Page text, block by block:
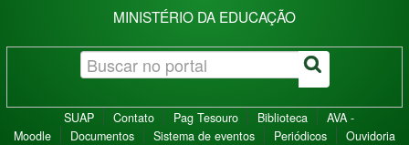
MINISTÉRIO DA EDUCAÇÃO
SUAP Contato Pag Tesouro Biblioteca
AVA -
Moodle
Documentos Sistema de eventos Periódicos Ouvidoria